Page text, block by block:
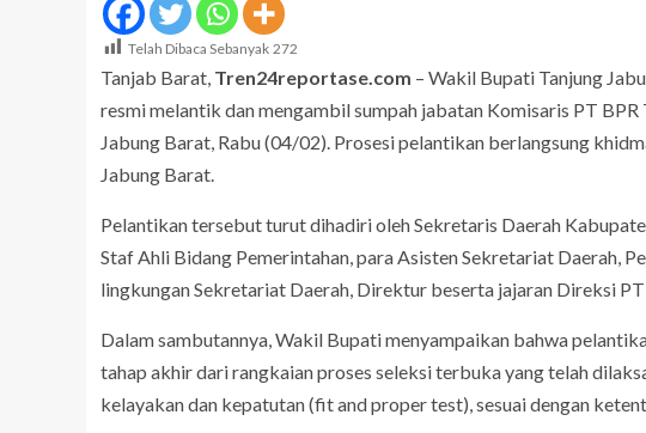
Telah Dibaca Sebanyak 272
Tanjab Barat, Tren24reportase.com – Wakil Bupati Tanjung
resmi melantik dan mengambil sumpah jabatan Komisaris PT
Jabung Barat, Rabu (04/02). Prosesi pelantikan berlangsung
Jabung Barat.
Pelantikan tersebut turut dihadiri oleh Sekretaris Daerah
Staf Ahli Bidang Pemerintahan, para Asisten Sekretariat Daerah,
lingkungan Sekretariat Daerah, Direktur beserta jajaran Direksi PT
Dalam sambutannya, Wakil Bupati menyampaikan bahwa
tahap akhir dari rangkaian proses seleksi terbuka yang telah
kelayakan dan kepatutan (fit and proper test), sesuai dengan